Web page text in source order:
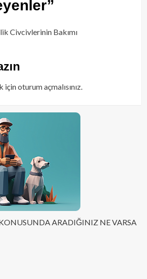
”
Civcivlerinin Bakımı
içinoturum açmalısınız.
ARADIĞINIZ NE VARSA